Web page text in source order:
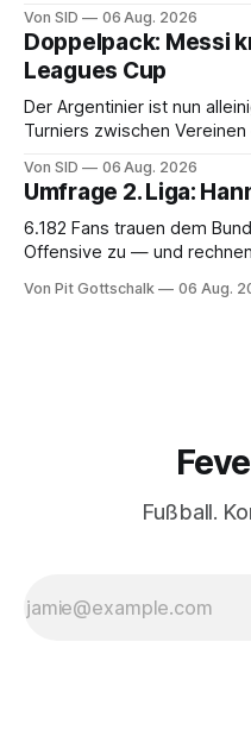
Von SID 06 Aug. 2026
Doppelpack: Messi
Leagues Cup
Der Argentinier ist nun
Turniers zwischen
Von SID 06 Aug. 2026
Umfrage 2. Liga:
6.182 Fans trauen dem
Offensive zu — und
Lokalrivale in
Von Pit Gottschalk 06 Aug.
Fußball.